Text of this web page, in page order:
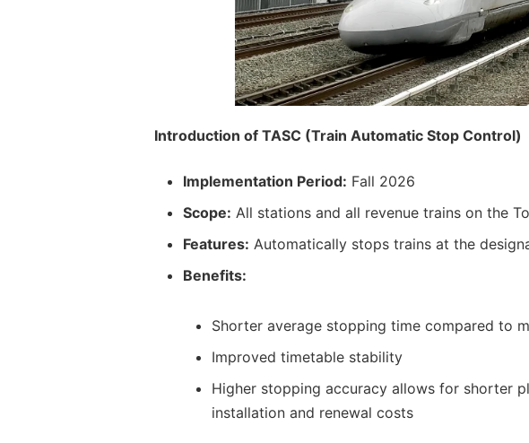
Introduction of TASC (Train Automatic Stop Control)
Implementation Period: Fall 2026
Scope: All stations and all revenue trains on the
Features: Automatically stops trains at the
Benefits:
Shorter average stopping time compared to
Improved timetable stability
Higher stopping accuracy allows for shorter
installation and renewal costs